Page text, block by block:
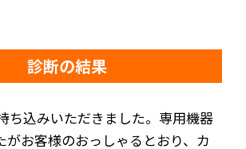
診断の結果
ち込みいただきました。専用機器
がお客様のおっしゃるとおり、カ